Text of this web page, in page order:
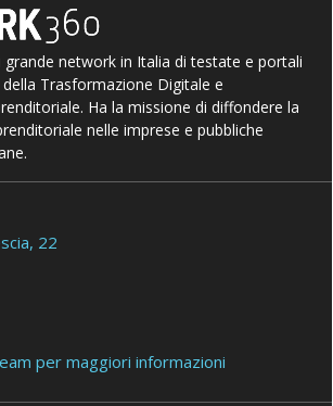
grande network in Italia di testate e portali
Trasformazione Digitale e
Ha la missione di diffondere la
nelle imprese e pubbliche
22
per maggiori informazioni